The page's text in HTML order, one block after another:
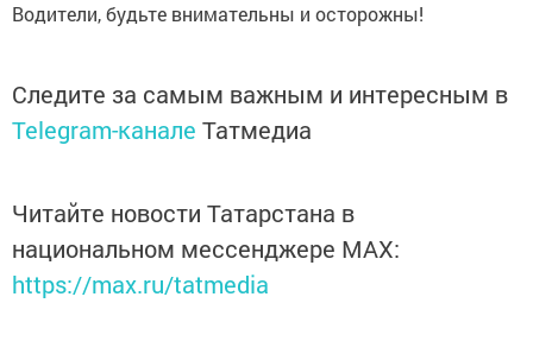
Водители, будьте внимательны и осторожны!
Следите за самым важным и интересным в
Telegram-канале Татмедиа
Читайте новости Татарстана в
национальном мессенджере MАХ:
https://max.ru/tatmedia